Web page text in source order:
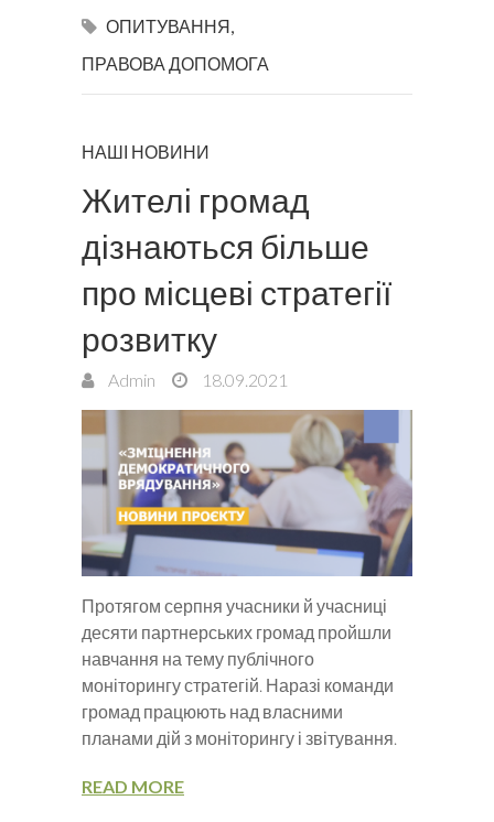
ОПИТУВАННЯ
ПРАВОВА ДОПОМОГА
НАШІ НОВИНИ
Жителі громад
дізнаються більше
про місцеві стратегії
розвитку
Admin 18.09.2021
Протягом серпня учасники й учасниці
десяти партнерських громад пройшли
навчання на тему публічного
моніторингу стратегій. Наразі команди
громад працюють над власними
планами дій з моніторингу і звітування.
READ MORE